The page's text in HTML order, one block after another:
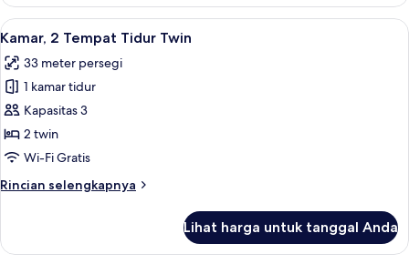
Premium,
2
Tidur
Twin
Lihat
semua
foto
untuk
Kamar,
2
Tempat
Twin
Kamar, 2 Tempat Tidur Twin |
8
Kamar, 2 Tempat Tidur Twin
33 meter persegi
1 kamar tidur
Kapasitas 3
2 twin
Wi-Fi Gratis
Rincian selengkapnya
Rincian
Kamar,
Lihat harga untuk tanggal Anda